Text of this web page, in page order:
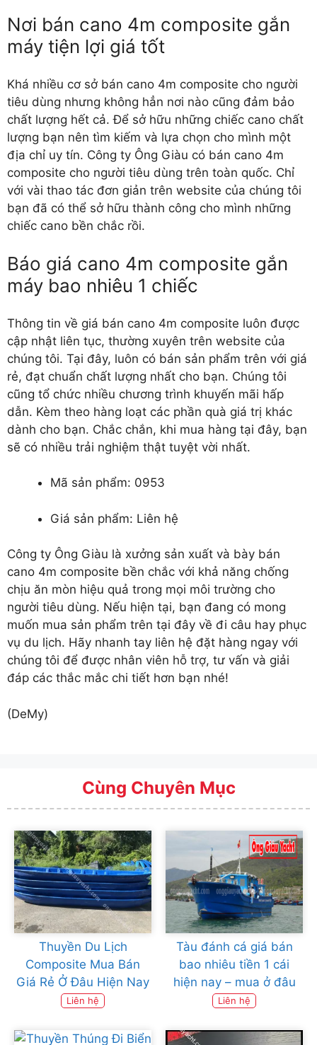
Nơi bán cano 4m composite gắn
máy tiện lợi giá tốt
Khá nhiều cơ sở bán cano 4m composite cho người
tiêu dùng nhưng không hẳn nơi nào cũng đảm bảo
chất lượng hết cả. Để sở hữu những chiếc cano chất
lượng bạn nên tìm kiếm và lựa chọn cho mình một
địa chỉ uy tín. Công ty Ông Giàu có bán cano 4m
composite cho người tiêu dùng trên toàn quốc. Chỉ
với vài thao tác đơn giản trên website của chúng tôi
bạn đã có thể sở hữu thành công cho mình những
chiếc cano bền chắc rồi.
Báo giá cano 4m composite gắn
máy bao nhiêu 1 chiếc
Thông tin về giá bán cano 4m composite luôn được
cập nhật liên tục, thường xuyên trên website của
chúng tôi. Tại đây, luôn có bán sản phẩm trên với giá
rẻ, đạt chuẩn chất lượng nhất cho bạn. Chúng tôi
cũng tổ chức nhiều chương trình khuyến mãi hấp
dẫn. Kèm theo hàng loạt các phần quà giá trị khác
dành cho bạn. Chắc chắn, khi mua hàng tại đây, bạn
sẽ có nhiều trải nghiệm thật tuyệt vời nhất.
Mã sản phẩm: 0953
Giá sản phẩm: Liên hệ
Công ty Ông Giàu là xưởng sản xuất và bày bán
cano 4m composite bền chắc với khả năng chống
chịu ăn mòn hiệu quả trong mọi môi trường cho
người tiêu dùng. Nếu hiện tại, bạn đang có mong
muốn mua sản phẩm trên tại đây về đi câu hay phục
vụ du lịch. Hãy nhanh tay liên hệ đặt hàng ngay với
chúng tôi để được nhân viên hỗ trợ, tư vấn và giải
đáp các thắc mắc chi tiết hơn bạn nhé!
(DeMy)
Cùng Chuyên Mục
Thuyền Du Lịch
Composite Mua Bán
Giá Rẻ Ở Đâu Hiện Nay
Liên hệ
Tàu đánh cá giá bán
bao nhiêu tiền 1 cái
hiện nay – mua ở đâu
Liên hệ